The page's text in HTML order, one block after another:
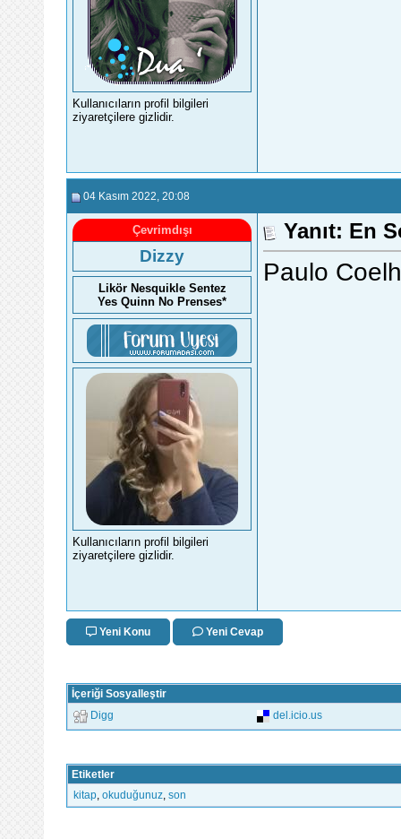
Kullanıcıların profil bilgileri
ziyaretçilere gizlidir.
04 Kasım 2022 , 20:08
Çevrimdışı
Dizzy
Likör Nesquikle Sentez
Yes Quinn No Prenses*
Kullanıcıların profil bilgileri
ziyaretçilere gizlidir.
Yanıt: En
Paulo
Yeni Konu Yeni Cevap
İçeriği Sosyalleştir
Digg del.icio.us
Etiketler
kitap okuduğunuz son